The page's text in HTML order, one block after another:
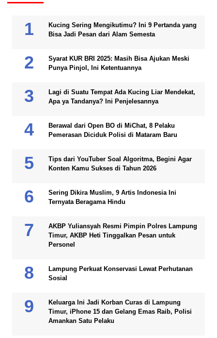
Kucing Sering Mengikutimu? Ini 9 Pertanda yang
Bisa Jadi Pesan dari Alam Semesta
Syarat KUR BRI 2025: Masih Bisa Ajukan Meski
Punya Pinjol, Ini Ketentuannya
Lagi di Suatu Tempat Ada Kucing Liar Mendekat,
Apa ya Tandanya? Ini Penjelesannya
Berawal dari Open BO di MiChat, 8 Pelaku
Pemerasan Diciduk Polisi di Mataram Baru
Tips dari YouTuber Soal Algoritma, Begini Agar
Konten Kamu Sukses di Tahun 2026
Sering Dikira Muslim, 9 Artis Indonesia Ini
Ternyata Beragama Hindu
AKBP Yuliansyah Resmi Pimpin Polres Lampung
Timur, AKBP Heti Tinggalkan Pesan untuk
Personel
Lampung Perkuat Konservasi Lewat Perhutanan
Sosial
Keluarga Ini Jadi Korban Curas di Lampung
Timur, iPhone 15 dan Gelang Emas Raib, Polisi
Amankan Satu Pelaku